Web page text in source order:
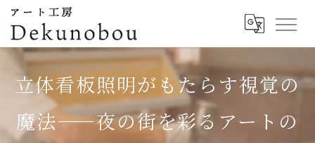
立体看板照明がもたらす視覚の
魔法——夜の街を彩るアートの